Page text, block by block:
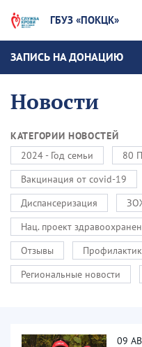
ГБУЗ «ПОКЦК»
ЗАПИСЬ НА ДОНАЦИЮ
Новости
КАТЕГОРИИ НОВОСТЕЙ
2024 - Год семьи
80
Вакцинация от covid-19
Диспансеризация
Нац. проект
Отзывы
Региональные новости
09